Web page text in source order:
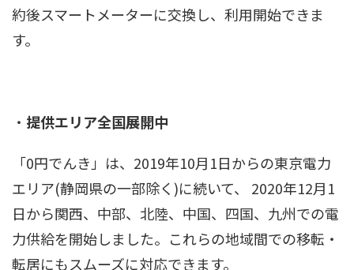
約後スマートメーターに交換し、利用開始できま
す。
・ 提供エリア全国展開中
「0円でんき」は、2019年10月1日からの東京電力
エリア(静岡県の一部除く)に続いて、 2020年12月1
日から関西、中部、北陸、中国、四国、九州での電
力供給を開始しました。これらの地域間での移転・
転居にもスムーズに対応できます。